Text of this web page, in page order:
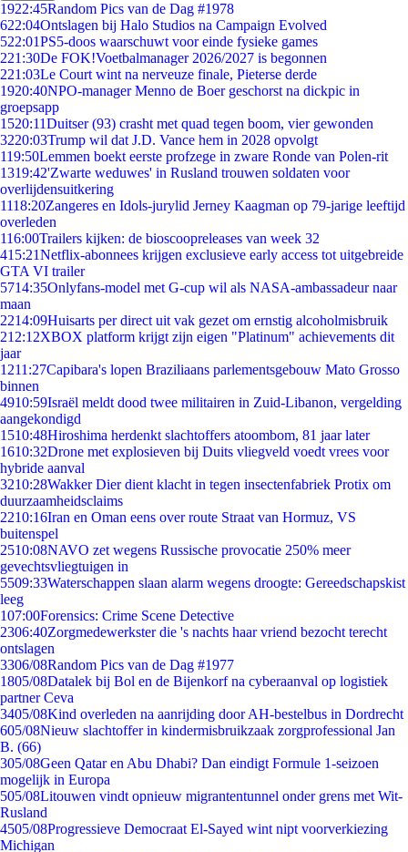
1922:45Random Pics van de Dag #1978
622:04Ontslagen bij Halo Studios na Campaign Evolved
522:01PS5-doos waarschuwt voor einde fysieke games
221:30De FOK!Voetbalmanager 2026/2027 is begonnen
221:03Le Court wint na nerveuze finale, Pieterse derde
1920:40NPO-manager Menno de Boer geschorst na dickpic in
groepsapp
1520:11Duitser (93) crasht met quad tegen boom, vier gewonden
3220:03Trump wil dat J.D. Vance hem in 2028 opvolgt
119:50Lemmen boekt eerste profzege in zware Ronde van Polen-rit
1319:42'Zwarte weduwes' in Rusland trouwen soldaten voor
overlijdensuitkering
1118:20Zangeres en Idols-jurylid Jerney Kaagman op 79-jarige leeftijd
overleden
116:00Trailers kijken: de bioscoopreleases van week 32
415:21Netflix-abonnees krijgen exclusieve early access tot uitgebreide
GTA VI trailer
5714:35Onlyfans-model met G-cup wil als NASA-ambassadeur naar
maan
2214:09Huisarts per direct uit vak gezet om ernstig alcoholmisbruik
212:12XBOX platform krijgt zijn eigen "Platinum" achievements dit
jaar
1211:27Capibara's lopen Braziliaans parlementsgebouw Mato Grosso
binnen
4910:59Israël meldt dood twee militairen in Zuid-Libanon, vergelding
aangekondigd
1510:48Hiroshima herdenkt slachtoffers atoombom, 81 jaar later
1610:32Drone met explosieven bij Duits vliegveld voedt vrees voor
hybride aanval
3210:28Wakker Dier dient klacht in tegen insectenfabriek Protix om
duurzaamheidsclaims
2210:16Iran en Oman eens over route Straat van Hormuz, VS
buitenspel
2510:08NAVO zet wegens Russische provocatie 250% meer
gevechtsvliegtuigen in
5509:33Waterschappen slaan alarm wegens droogte: Gereedschapskist
leeg
107:00Forensics: Crime Scene Detective
2306:40Zorgmedewerkster die 's nachts haar vriend bezocht terecht
ontslagen
3306/08Random Pics van de Dag #1977
1805/08Datalek bij Bol en de Bijenkorf na cyberaanval op logistiek
partner Ceva
3405/08Kind overleden na aanrijding door AH-bestelbus in Dordrecht
605/08Nieuw slachtoffer in kindermisbruikzaak zorgprofessional Jan
B. (66)
305/08Geen Qatar en Abu Dhabi? Dan eindigt Formule 1-seizoen
mogelijk in Europa
505/08Litouwen vindt opnieuw migrantentunnel onder grens met Wit-
Rusland
4505/08Progressieve Democraat El-Sayed wint nipt voorverkiezing
Michigan